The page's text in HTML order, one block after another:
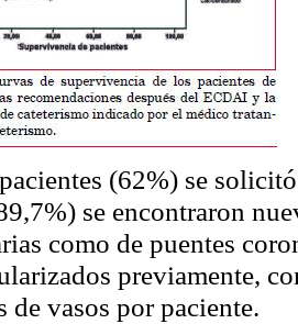
(62%) se
se encontraron
como de puentes
previamente,
de vasos por paciente.